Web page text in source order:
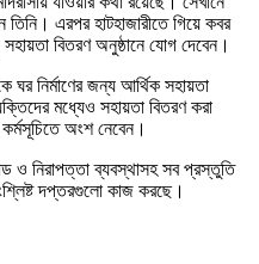
তিনি। এরপর হাটহাজারীতে গিয়ে কবর
বিতরণ অনুষ্ঠানে যোগ দেবেন।
ঘর নির্মাণের জন্য আর্থিক সহায়তা
মধ্যেও সহায়তা বিতরণ করা
অংশ নেবেন।
ও নিরাপত্তা ব্যবস্থাসহ সব প্রস্তুতি
দপ্তরগুলো কাজ করছে।